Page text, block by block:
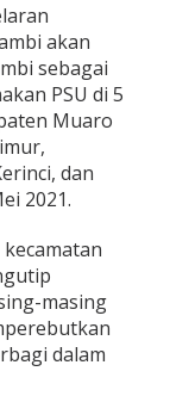
akan
sebagai
PSU di 5
Muaro
dan
2021.
masing
dalam